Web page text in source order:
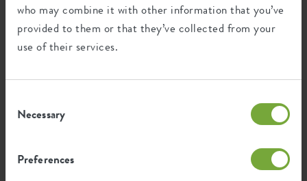
who may combine it with other information that you’ve
provided to them or that they’ve collected from your
use of their services.
Selection
Necessary
Preferences
Certifications
years
Frost resistant